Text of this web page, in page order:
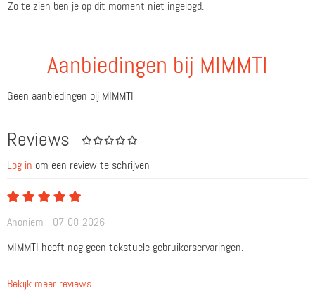
Zo te zien ben je op dit moment niet ingelogd.
Aanbiedingen bij MIMMTI
Geen aanbiedingen bij MIMMTI
Reviews
Log in om een review te schrijven
Anoniem - 07-08-2026
MIMMTI heeft nog geen tekstuele gebruikerservaringen.
Bekijk meer reviews